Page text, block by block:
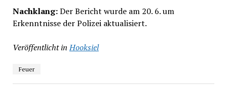
Nachklang:Der Bericht wurde am 20. 6. um
Erkenntnisse der Polizei aktualisiert.
Veröffentlicht in Hooksiel
Feuer